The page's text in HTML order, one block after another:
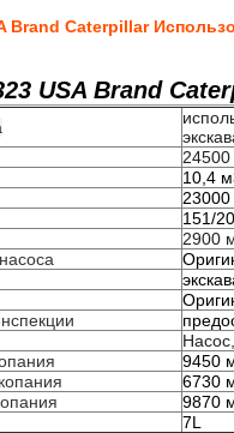
Brand Caterpillar
USA Brand
24500
10,4
23000
151/
2900
9450
6730
9870
7L